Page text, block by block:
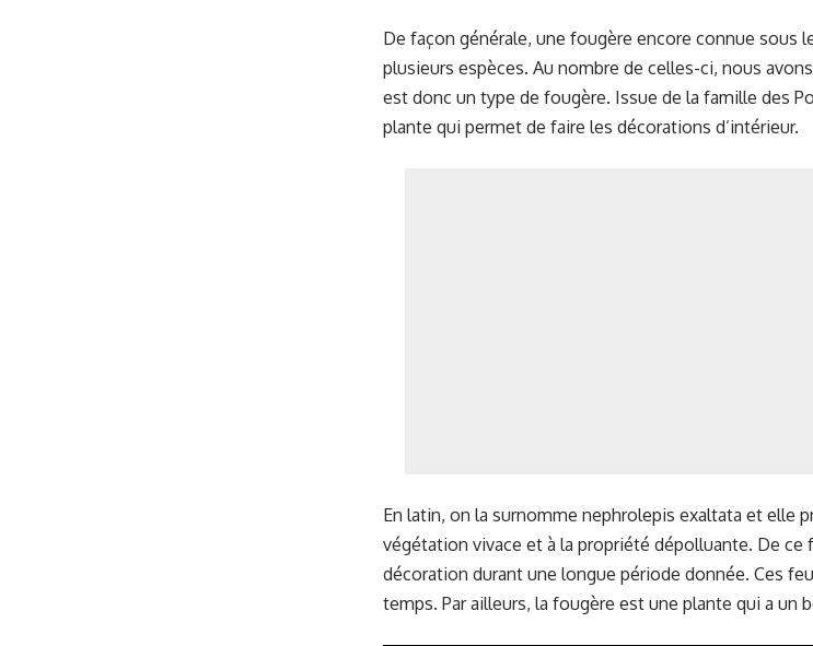
De façon générale, une fougère encore connue sous
plusieurs espèces. Au nombre de celles-ci, nous
est donc un type de fougère. Issue de la famille des
plante qui permet de faire les décorations d’intérieur.
En latin, on la surnomme nephrolepis exaltata et elle
végétation vivace et à la propriété dépolluante. De ce
décoration durant une longue période donnée. Ces
temps. Par ailleurs, la fougère est une plante qui a un